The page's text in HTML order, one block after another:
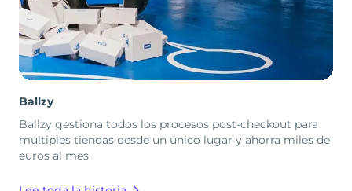
Ballzy
Ballzy gestiona todos los procesos post-checkout para
múltiples tiendas desde un único lugar y ahorra miles de
euros al mes.